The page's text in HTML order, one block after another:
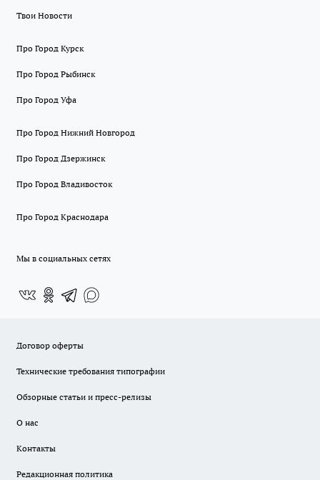
Твои Новости
Про Город Курск
Про Город Рыбинск
Про Город Уфа
Про Город Нижний Новгород
Про Город Дзержинск
Про Город Владивосток
Про Город Краснодара
Мы в социальных сетях
Договор оферты
Технические требования типографии
Обзорные статьи и пресс-релизы
О нас
Контакты
Редакционная политика